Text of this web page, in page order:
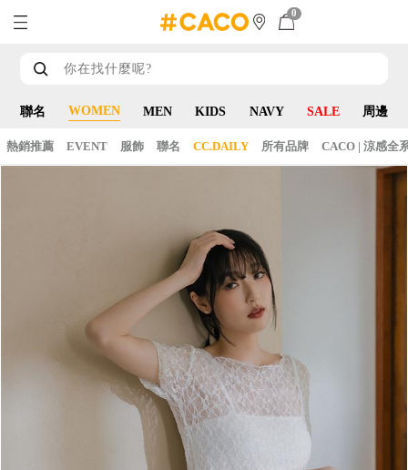
0
聯名 WOMEN MEN KIDS NAVY SALE 周邊
熱銷推薦 EVENT 服飾 聯名 CC.DAILY 所有品牌 CACO | 涼感全